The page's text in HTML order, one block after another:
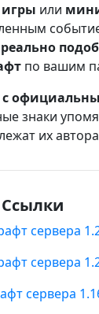
или
реально
по вашим
с
знаки
их
Ссылки
сервера
сервера
сервера